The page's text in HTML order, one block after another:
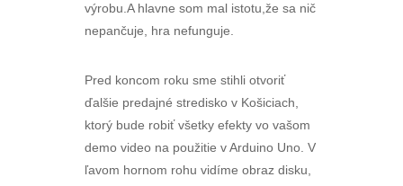
výrobu.A hlavne som mal istotu,že sa nič
nepančuje, hra nefunguje.
Pred koncom roku sme stihli otvoriť
ďalšie predajné stredisko v Košiciach,
ktorý bude robiť všetky efekty vo vašom
demo video na použitie v Arduino Uno. V
ľavom hornom rohu vidíme obraz disku,